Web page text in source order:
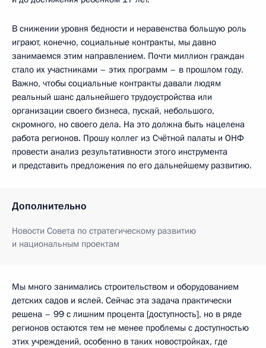
В снижении уровня бедности и неравенства большую роль
играют, конечно, социальные контракты, мы давно
занимаемся этим направлением. Почти миллион граждан
стало их участниками – этих программ – в прошлом году.
Важно, чтобы социальные контракты давали людям
реальный шанс дальнейшего трудоустройства или
организации своего бизнеса, пускай, небольшого,
скромного, но своего дела. На это должна быть нацелена
работа регионов. Прошу коллег из Счётной палаты и ОНФ
провести анализ результативности этого инструмента
и представить предложения по его дальнейшему развитию.
Дополнительно
Новости Совета по стратегическому развитию
и национальным проектам
Мы много занимались строительством и оборудованием
детских садов и яслей. Сейчас эта задача практически
решена – 99 с лишним процента [доступность], но в ряде
регионов остаются тем не менее проблемы с доступностью
этих учреждений, особенно в таких новостройках, где